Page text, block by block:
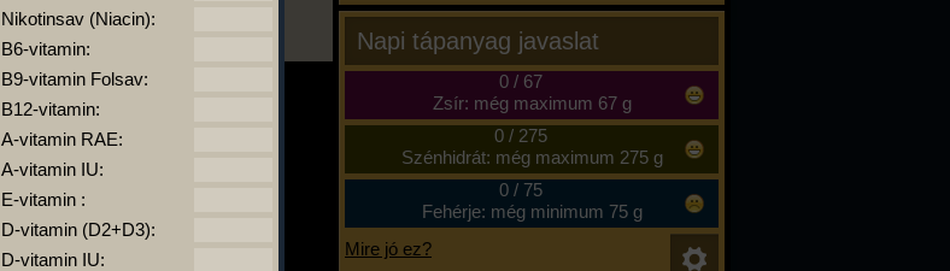
Napi tápanyag javaslat
0/ 67
Zsír: még maximum 67 g
0/ 275
Szénhidrát: még maximum 275 g
0/ 75
Fehérje: még minimum 75 g
Mire jó ez?
Nikotinsav (Niacin):
B6-vitamin:
B9-vitamin Folsav:
B12-vitamin:
A-vitamin RAE:
A-vitamin IU:
E-vitamin :
D-vitamin (D2+D3):
D-vitamin IU: